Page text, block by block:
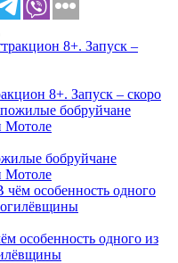
8+. Запуск – скоро
бобруйчане
Мотоле
особенность одного из